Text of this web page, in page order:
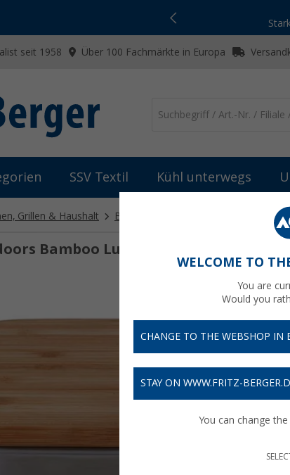
seit 1958 Über 100 Fachmärkte in Europa
SSV Textil Kühl unterwegs
Grillen & Haushalt Behälter Lebensmittelbehälter /
Bamboo Lunchbox 0,8 Liter
WELCOME TO
You are
Would you
CHANGE TO THE WEBSHOP IN
STAY ON WWW.FRITZ-
You can change